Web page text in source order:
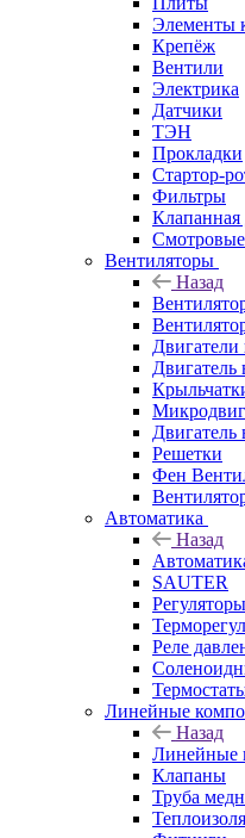
Элементы
Крепёж
Вентили
Электрика
Датчики
ТЭН
Прокладки
Стартор-
Фильтры
Клапанная
Смотровые
Вентиляторы
Назад
Двигатели
Двигатель
Двигатель
Решетки
Фен
Автоматика
Назад
SAUTER
Реле
Линейные
Назад
Линейные
Клапаны
Труба